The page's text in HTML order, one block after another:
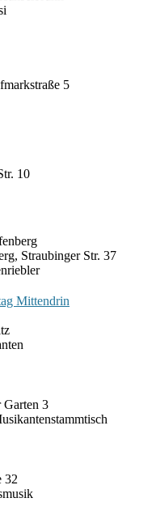
5
10
Straubinger Str. 37
Mittendrin
Garten 3
32